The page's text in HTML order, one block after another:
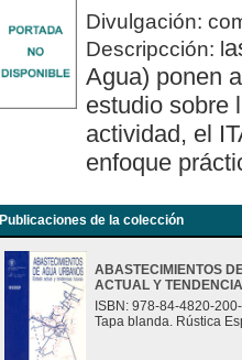
Divulgación:
Descripcción: l
Agua) ponen
estudio sobre
actividad, el
enfoque
Publicaciones de la colección
ABASTECIMIENTOS
ACTUAL Y
ISBN: 978-84-4820-
Tapa blanda. Rústica